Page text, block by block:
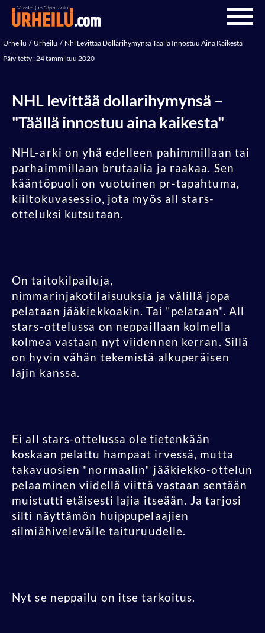
Urheilu Urheilu
Nhl Levittaa Dollarihymynsa Taalla Innostuu Aina Kaikesta
Päivitetty : 24 tammikuu 2020
NHL levittää dollarihymynsä –
"Täällä innostuu aina kaikesta"
NHL-arki on yhä edelleen pahimmillaan tai
parhaimmillaan brutaalia ja raakaa. Sen
kääntöpuoli on vuotuinen pr-tapahtuma,
kiiltokuvasessio, jota myös all stars-
otteluksi kutsutaan.
On taitokilpailuja,
nimmarinjakotilaisuuksia ja välillä jopa
pelataan jääkiekkoakin. Tai "pelataan". All
stars-ottelussa on neppaillaan kolmella
kolmea vastaan nyt viidennen kerran. Sillä
on hyvin vähän tekemistä alkuperäisen
lajin kanssa.
Ei all stars-ottelussa ole tietenkään
koskaan pelattu hampaat irvessä, mutta
takavuosien "normaalin" jääkiekko-ottelun
pelaaminen viidellä viittä vastaan sentään
muistutti etäisesti lajia itseään. Ja tarjosi
silti näyttämön huippupelaajien
silmiähivelevälle taituruudelle.
Nyt se neppailu on itse tarkoitus.